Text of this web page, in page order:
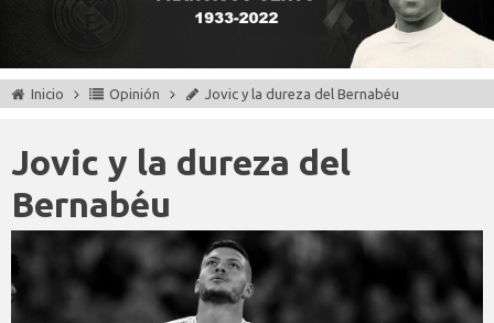
Inicio Opinión Jovic y la dureza del Bernabéu
Jovic y la dureza del
Bernabéu